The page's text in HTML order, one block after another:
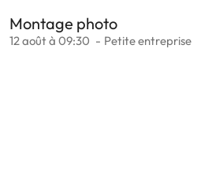
Montage photo
12 août à 09:30 Petite entreprise